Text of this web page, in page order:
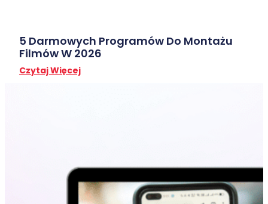
5 Darmowych Programów Do Montażu
Filmów W 2026
Czytaj Więcej